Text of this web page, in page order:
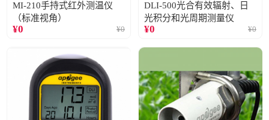
MI-210手持式红外测温仪
（标准视角）
¥0 ¥0
DLI-500光合有效辐射、日
光积分和光周期测量仪
¥0 ¥0